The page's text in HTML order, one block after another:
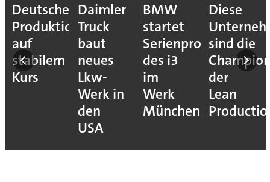
Deutsche
Produktion
auf
stabilem
Kurs
Daimler
Truck
baut
neues
Lkw-
Werk in
den
USA
BMW
startet
Serienproduktion
des i3
im
Werk
München
Diese
sind die
der
Lean